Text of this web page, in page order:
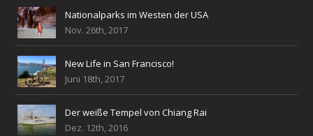
Nationalparks im Westen der USA
Nov. 26th, 2017
New Life in San Francisco!
Juni 18th, 2017
Der weiße Tempel von Chiang Rai
Dez. 12th, 2016